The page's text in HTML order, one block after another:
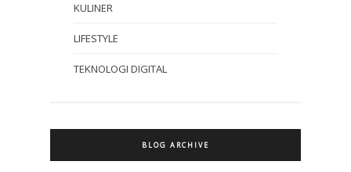
KULINER
LIFESTYLE
TEKNOLOGI DIGITAL
BLOG ARCHIVE